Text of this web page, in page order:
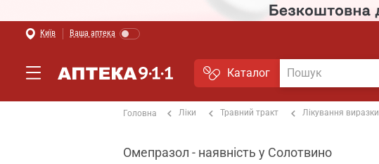
Київ Ваша аптека
Каталог
Головна Ліки Травний тракт Лікування виразки
Омепразол - наявність у Солотвино